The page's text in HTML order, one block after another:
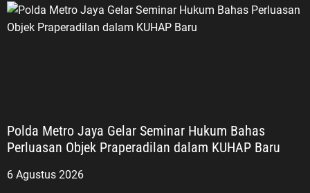
Polda Metro Jaya Gelar Seminar Hukum Bahas
Perluasan Objek Praperadilan dalam KUHAP Baru
6 Agustus 2026